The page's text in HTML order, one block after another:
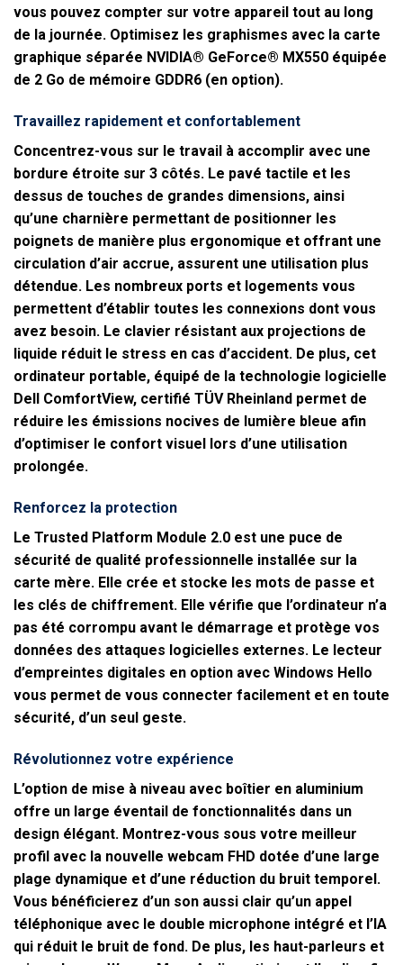
vous pouvez compter sur votre appareil tout au long
de la journée. Optimisez les graphismes avec la carte
graphique séparée NVIDIA® GeForce® MX550 équipée
de 2 Go de mémoire GDDR6 (en option).
Travaillez rapidement et confortablement
Concentrez-vous sur le travail à accomplir avec une
bordure étroite sur 3 côtés. Le pavé tactile et les
dessus de touches de grandes dimensions, ainsi
qu’une charnière permettant de positionner les
poignets de manière plus ergonomique et offrant une
circulation d’air accrue, assurent une utilisation plus
détendue. Les nombreux ports et logements vous
permettent d’établir toutes les connexions dont vous
avez besoin. Le clavier résistant aux projections de
liquide réduit le stress en cas d’accident. De plus, cet
ordinateur portable, équipé de la technologie logicielle
Dell ComfortView, certifié TÜV Rheinland permet de
réduire les émissions nocives de lumière bleue afin
d’optimiser le confort visuel lors d’une utilisation
prolongée.
Renforcez la protection
Le Trusted Platform Module 2.0 est une puce de
sécurité de qualité professionnelle installée sur la
carte mère. Elle crée et stocke les mots de passe et
les clés de chiffrement. Elle vérifie que l’ordinateur n’a
pas été corrompu avant le démarrage et protège vos
données des attaques logicielles externes. Le lecteur
d’empreintes digitales en option avec Windows Hello
vous permet de vous connecter facilement et en toute
sécurité, d’un seul geste.
Révolutionnez votre expérience
L’option de mise à niveau avec boîtier en aluminium
offre un large éventail de fonctionnalités dans un
design élégant. Montrez-vous sous votre meilleur
profil avec la nouvelle webcam FHD dotée d’une large
plage dynamique et d’une réduction du bruit temporel.
Vous bénéficierez d’un son aussi clair qu’un appel
téléphonique avec le double microphone intégré et l’IA
qui réduit le bruit de fond. De plus, les haut-parleurs et